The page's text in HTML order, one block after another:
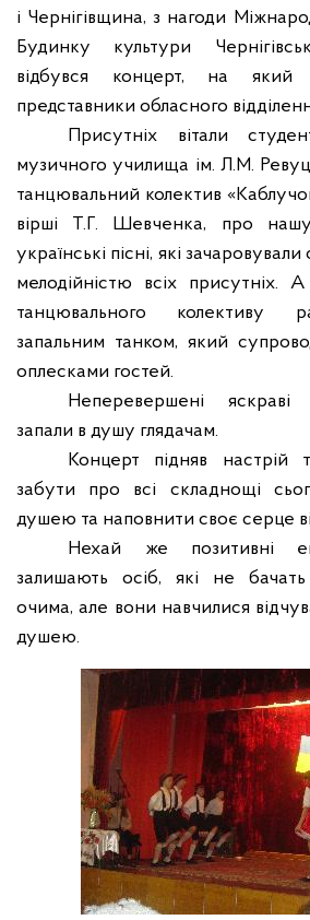
і Чернігівщина, з нагоди
Будинку культури
відбувся концерт, на який
представники обласного
Присутніх вітали
музичного училища ім. Л.М.
танцювальний колектив
вірші Т.Г. Шевченка, про
українські пісні, які
мелодійністю всіх присутніх.
танцювального колективу
запальним танком, який
оплесками гостей.
Неперевершені
запали в душу глядачам.
Концерт підняв настрій
забути про всі складнощі
душею та наповнити своє серце
Нехай же позитивні
залишають осіб, які не бачать
очима, але вони навчилися
душею.